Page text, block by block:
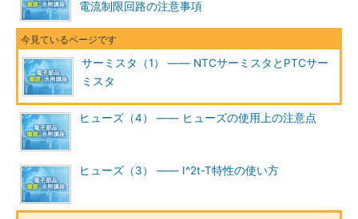
電流制限回路の注意事項
サーミスタ（1） ―― NTCサーミスタとPTCサー
ミスタ
ヒューズ（4） ―― ヒューズの使用上の注意点
ヒューズ（3） ―― I^2t-T特性の使い方